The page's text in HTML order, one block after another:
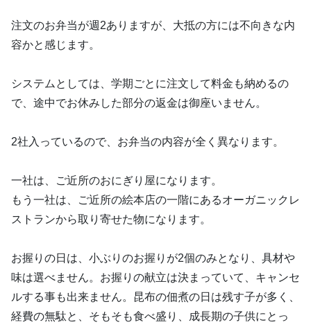
注文のお弁当が週2ありますが、大抵の方には不向きな内
容かと感じます。
システムとしては、学期ごとに注文して料金も納めるの
で、途中でお休みした部分の返金は御座いません。
2社入っているので、お弁当の内容が全く異なります。
一社は、ご近所のおにぎり屋になります。
もう一社は、ご近所の絵本店の一階にあるオーガニックレ
ストランから取り寄せた物になります。
お握りの日は、小ぶりのお握りが2個のみとなり、具材や
味は選べません。お握りの献立は決まっていて、キャンセ
ルする事も出来ません。昆布の佃煮の日は残す子が多く、
経費の無駄と、そもそも食べ盛り、成長期の子供にとっ